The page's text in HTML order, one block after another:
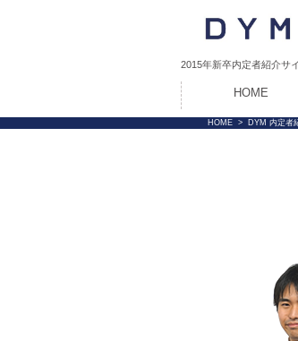
2015年新卒内定者紹介サ
HOME
HOME > DYM 内定者